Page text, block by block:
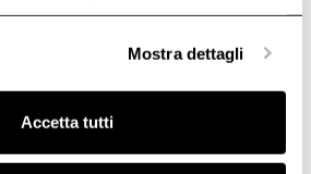
clicchi su «Personalizza», potrai
la cookie policy.
Mostra dettagli
Accetta tutti
Island
Ada